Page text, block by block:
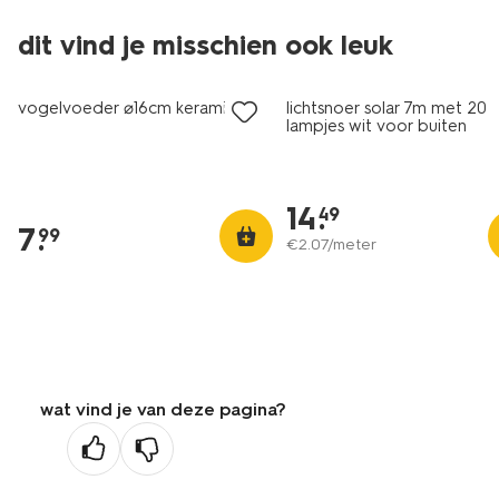
dit vind je misschien ook leuk
vogelvoeder ⌀16cm keramiek
7.
99
lichtsnoer solar 7m met 20
lampjes wit voor buiten
14.
49
€2.07/meter
wat vind je van deze pagina?